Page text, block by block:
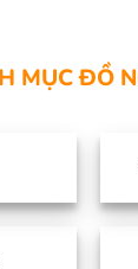
MỤC ĐỒ